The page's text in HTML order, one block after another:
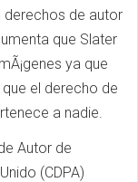
derechos de autor
que Slater
ya que
el derecho de
a nadie.
Autor de
(CDPA)